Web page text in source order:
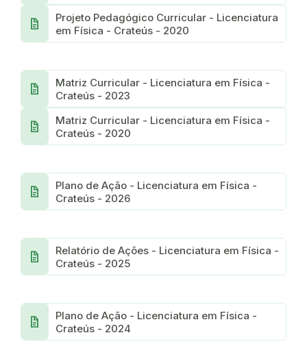
docs
Projeto Pedagógico Curricular - Licenciatura
em Física - Crateús - 2020
docs
Matriz Curricular - Licenciatura em Física -
Crateús - 2023
docs
Matriz Curricular - Licenciatura em Física -
Crateús - 2020
docs
Plano de Ação - Licenciatura em Física -
Crateús - 2026
docs
Relatório de Ações - Licenciatura em Física -
Crateús - 2025
docs
Plano de Ação - Licenciatura em Física -
Crateús - 2024